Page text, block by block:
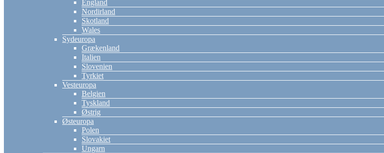
England
Nordirland
Skotland
Wales
Sydeuropa
Grækenland
Italien
Slovenien
Tyrkiet
Vesteuropa
Belgien
Tyskland
Østrig
Østeuropa
Polen
Slovakiet
Ungarn